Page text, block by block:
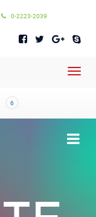
0-2223-2039
6